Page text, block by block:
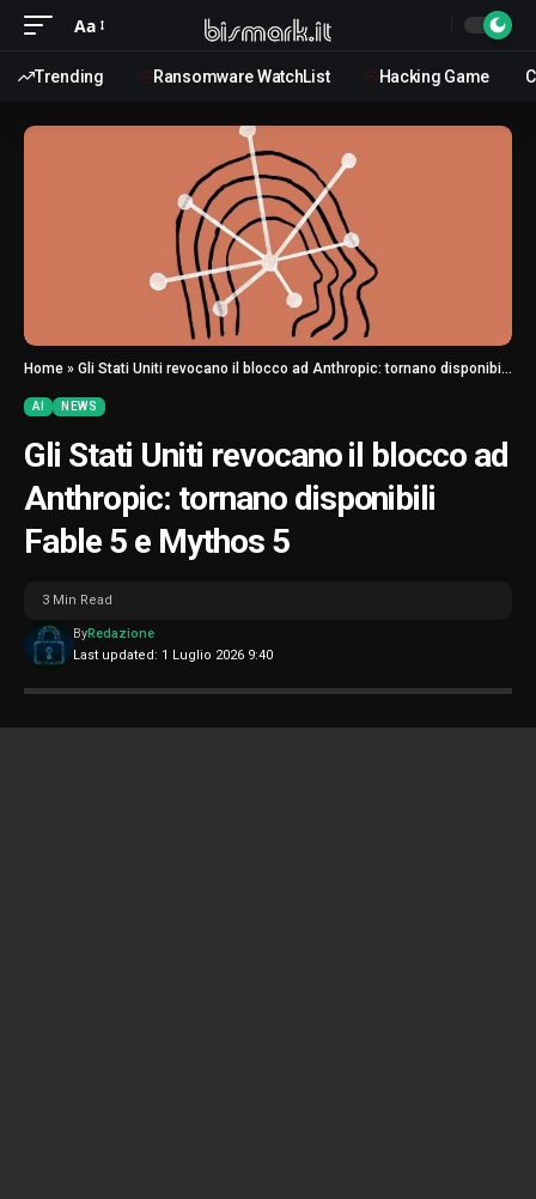
Aa
Trending Ransomware WatchList Hacking Game
Home » Gli Stati Uniti revocano il blocco ad Anthropic: tornano disponibili Fable 5 e Mythos 5
AI NEWS
Gli Stati Uniti revocano il blocco ad
Anthropic: tornano disponibili
Fable 5 e Mythos 5
Last updated: 1 Luglio 2026 9:40
ByRedazione
3 Min Read